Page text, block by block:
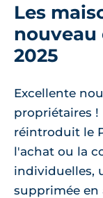
Les
nouveau
2025
Excellente
propriétaires !
réintroduit le
l'achat ou la
individuelles,
supprimée en